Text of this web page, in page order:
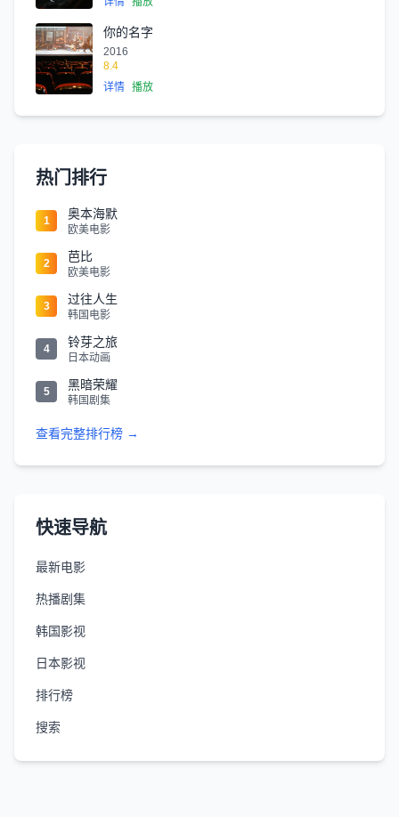
你的名字
2016
8.4
详情 播放
热门排行
1 奥本海默
欧美电影
2 芭比
欧美电影
3 过往人生
韩国电影
4 铃芽之旅
日本动画
5 黑暗荣耀
韩国剧集
查看完整排行榜 →
快速导航
最新电影
热播剧集
韩国影视
日本影视
排行榜
搜索